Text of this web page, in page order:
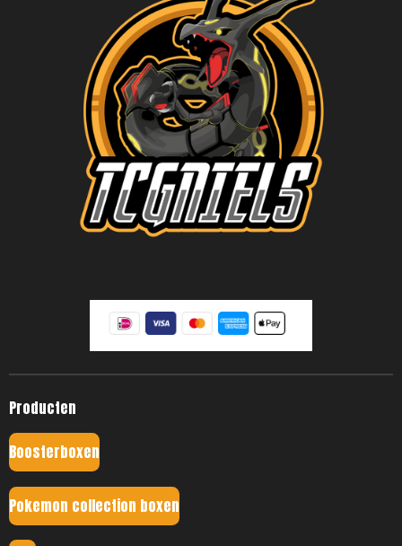
Producten
Boosterboxen
Pokemon collection boxen